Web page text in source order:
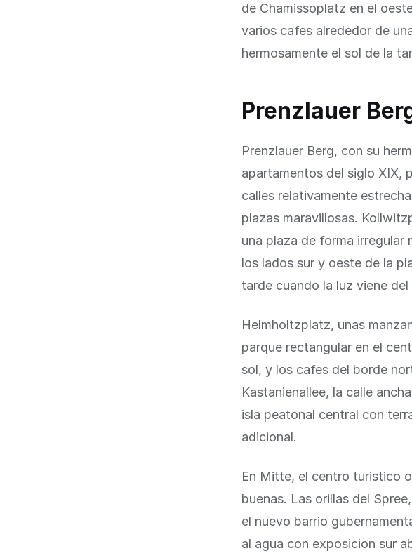
de Chamissoplatz en el
varios cafes alrededor de
hermosamente el sol de la
Prenzlauer
Prenzlauer Berg, con su
apartamentos del siglo XIX,
calles relativamente
plazas maravillosas.
una plaza de forma
los lados sur y oeste de la
tarde cuando la luz viene del
Helmholtzplatz, unas
parque rectangular en el
sol, y los cafes del borde
Kastanienallee, la calle
isla peatonal central con
adicional.
En Mitte, el centro turistico
buenas. Las orillas del
el nuevo barrio
al agua con exposicion sur